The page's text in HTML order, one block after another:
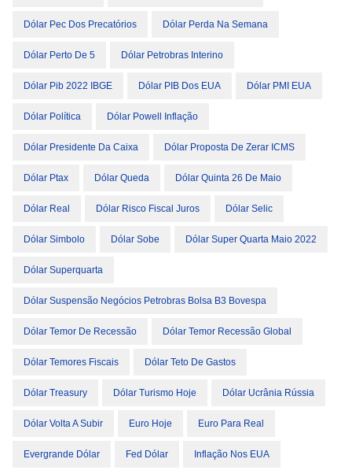
Dólar Pec Dos Precatórios Dólar Perda Na Semana
Dólar Perto De 5 Dólar Petrobras Interino
Dólar Pib 2022 IBGE Dólar PIB Dos EUA Dólar PMI EUA
Dólar Política Dólar Powell Inflação
Dólar Presidente Da Caixa Dólar Proposta De Zerar ICMS
Dólar Ptax Dólar Queda Dólar Quinta 26 De Maio
Dólar Real Dólar Risco Fiscal Juros Dólar Selic
Dólar Simbolo Dólar Sobe Dólar Super Quarta Maio 2022
Dólar Superquarta
Dólar Suspensão Negócios Petrobras Bolsa B3 Bovespa
Dólar Temor De Recessão Dólar Temor Recessão Global
Dólar Temores Fiscais Dólar Teto De Gastos
Dólar Treasury Dólar Turismo Hoje Dólar Ucrânia Rússia
Dólar Volta A Subir Euro Hoje Euro Para Real
Evergrande Dólar Fed Dólar Inflação Nos EUA